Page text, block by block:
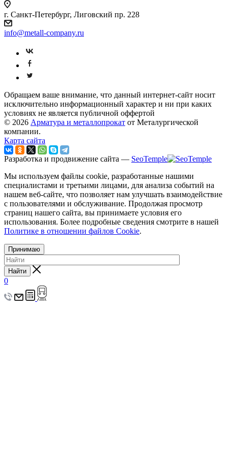
г. Санкт-Петербург, Лиговский пр. 228
info@metall-company.ru
Обращаем ваше внимание, что данный интернет-сайт носит
исключительно информационный характер и ни при каких
условиях не является публичной оффертой
© 2026 Арматура и металлопрокат от Металургической
компании.
Карта сайта
Разработка и продвижение сайта — SeoTemple
Мы используем файлы cookie, разработанные нашими
специалистами и третьими лицами, для анализа событий на
нашем веб-сайте, что позволяет нам улучшать взаимодействие
с пользователями и обслуживание. Продолжая просмотр
страниц нашего сайта, вы принимаете условия его
использования. Более подробные сведения смотрите в нашей
Политике в отношении файлов Cookie.
Принимаю
Найти
0